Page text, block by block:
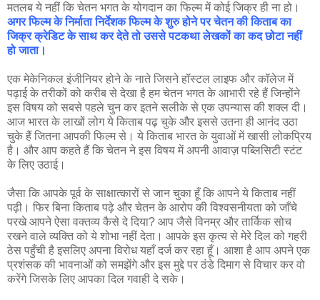
मतलब ये नहीं कि चेतन भगत के योगदान का फिल्म में कोई जिक्र ही ना हो।
अगर फिल्म के निर्माता निर्देशक फिल्म के शुरु होने पर चेतन की किताब का
जिक्र क्रेडिट के साथ कर देते तो उससे पटकथा लेखकों का कद छोटा नहीं
हो जाता।
एक मेकेनिकल इंजीनियर होने के नाते जिसने हॉस्टल लाइफ और कॉलेज में
पढ़ाई के तरीकों को करीब से देखा है हम चेतन भगत के आभारी रहे हैं जिन्होंने
इस विषय को सबसे पहले चुन कर इतने सलीके से एक उपन्यास की शक्ल दी।
आज भारत के लाखों लोग ये किताब पढ़ चुके और इससे उतना ही आनंद उठा
चुके हैं जितना आपकी फिल्म से। ये किताब भारत के युवाओं में खासी लोकप्रिय
है। और आप कहते हैं कि चेतन ने इस विषय में अपनी आवाज़ पब्लिसिटी स्टंट
के लिए उठाई।
जैसा कि आपके पूर्व के साक्षात्कारों से जान चुका हूँ कि आपने ये किताब नहीं
पढ़ी। फिर बिना किताब पढ़े और चेतन के आरोप की विश्वसनीयता को जाँचे
परखे आपने ऐसा वक्तव्य कैसे दे दिया? आप जैसे विनम्र और तार्किक सोच
रखने वाले व्यक्ति को ये शोभा नहीं देता। आपके इस कृत्य से मेरे दिल को गहरी
ठेस पहुँची है इसलिए अपना विरोध यहाँ दर्ज कर रहा हूँ। आशा है आप अपने एक
प्रशंसक की भावनाओं को समझेंगे और इस मुद्दे पर ठंडे दिमाग से विचार कर वो
करेंगे जिसके लिए आपका दिल गवाही दे सके।